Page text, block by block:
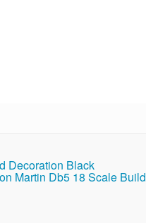
Decoration Black
Martin Db5 18 Scale Build